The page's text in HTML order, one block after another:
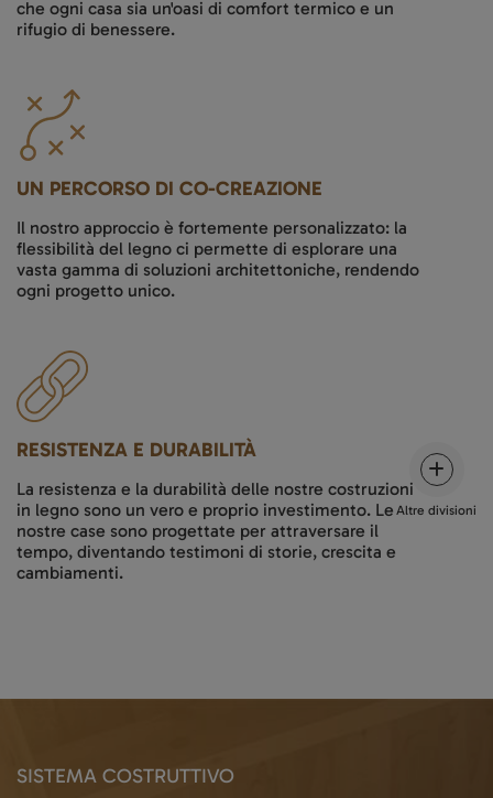
che ogni casa sia un'oasi di comfort termico e un
rifugio di benessere.
UN PERCORSO DI CO-CREAZIONE
Il nostro approccio è fortemente personalizzato: la
flessibilità del legno ci permette di esplorare una
vasta gamma di soluzioni architettoniche, rendendo
ogni progetto unico.
RESISTENZA E DURABILITÀ
La resistenza e la durabilità delle nostre costruzioni
in legno sono un vero e proprio investimento. Le
nostre case sono progettate per attraversare il
tempo, diventando testimoni di storie, crescita e
cambiamenti.
SISTEMA COSTRUTTIVO
Altre divisioni